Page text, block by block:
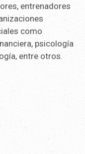
entrenadores
como
psicología
entre otros.